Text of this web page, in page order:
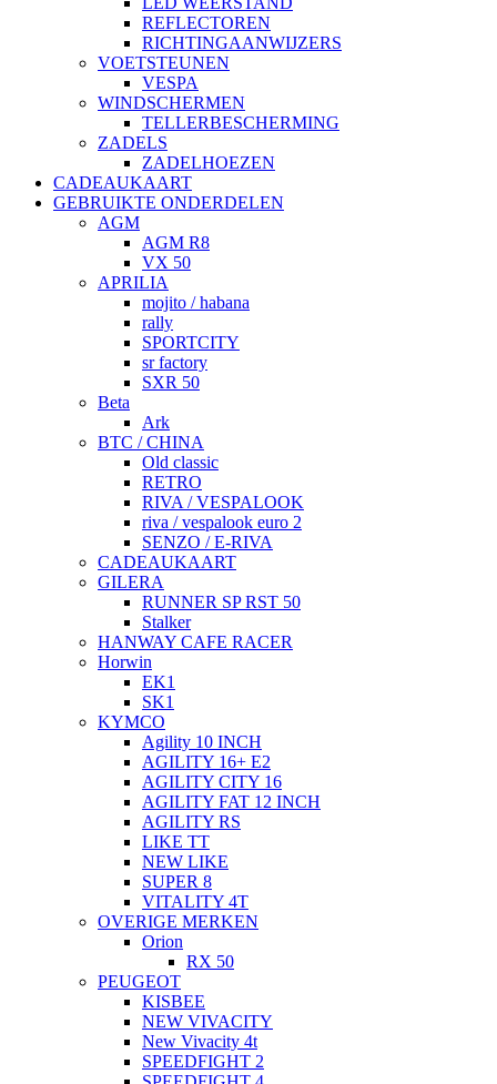
REFLECTOREN
RICHTINGAANWIJZERS
VOETSTEUNEN
VESPA
WINDSCHERMEN
TELLERBESCHERMING
ZADELS
ZADELHOEZEN
CADEAUKAART
GEBRUIKTE ONDERDELEN
AGM
AGM R8
VX 50
APRILIA
mojito / habana
rally
SPORTCITY
sr factory
SXR 50
Beta
Ark
BTC / CHINA
Old classic
RETRO
RIVA / VESPALOOK
riva / vespalook euro 2
SENZO / E-RIVA
CADEAUKAART
GILERA
RUNNER SP RST 50
Stalker
HANWAY CAFE RACER
Horwin
EK1
SK1
KYMCO
Agility 10 INCH
AGILITY 16+ E2
AGILITY CITY 16
AGILITY FAT 12 INCH
AGILITY RS
LIKE TT
NEW LIKE
SUPER 8
VITALITY 4T
OVERIGE MERKEN
Orion
RX 50
PEUGEOT
KISBEE
NEW VIVACITY
New Vivacity 4t
SPEEDFIGHT 2